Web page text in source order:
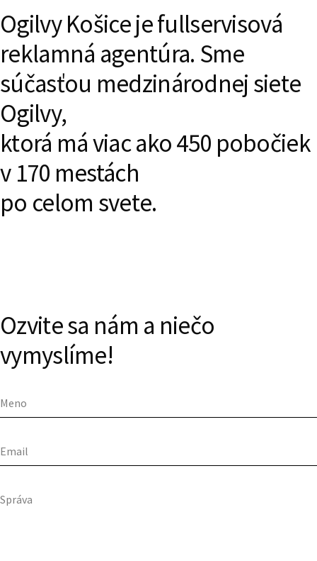
Ogilvy Košice je fullservisová
reklamná agentúra. Sme
súčasťou medzinárodnej siete
Ogilvy,
ktorá má viac ako 450 pobočiek
v 170 mestách
po celom svete.
Ozvite sa nám a niečo
vymyslíme!